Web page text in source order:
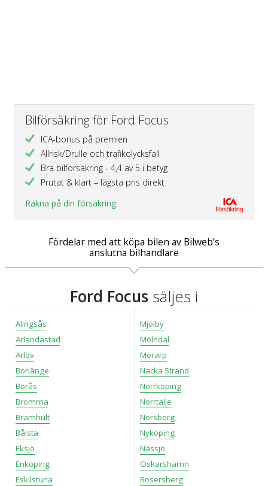
Bilförsäkring för Ford Focus
ICA-bonus på premien
Allrisk/Drulle och trafikolycksfall
Bra bilförsäkring - 4,4 av 5 i betyg
Prutat & klart – lägsta pris direkt
Räkna på din försäkring
Fördelar med att köpa bilen av Bilweb’s
anslutna bilhandlare
Ford Focus säljes i
Alingsås
Arlandastad
Arlöv
Borlänge
Borås
Bromma
Brämhult
Bålsta
Eksjö
Enköping
Eskilstuna
Mjölby
Mölndal
Mörarp
Nacka Strand
Norrköping
Norrtälje
Norsborg
Nyköping
Nässjö
Oskarshamn
Rosersberg